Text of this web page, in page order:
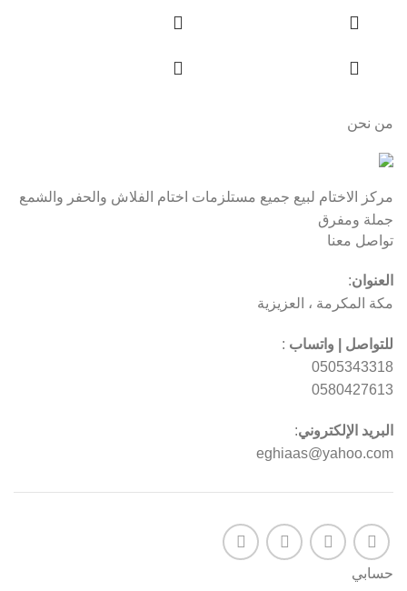
من نحن
مركز الاختام لبيع جميع مستلزمات اختام الفلاش والحفر والشمع
جملة ومفرق
تواصل معنا
العنوان:
مكة المكرمة ، العزيزية
للتواصل | واتساب :
0505343318
0580427613
البريد الإلكتروني:
eghiaas@yahoo.com
حسابي